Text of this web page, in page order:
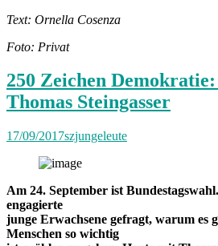
Text: Ornella Cosenza
Foto: Privat
250 Zeichen
Thomas Steingasser
17/09/2017szjungeleute
Am 24. September ist
engagierte
junge Erwachsene gefragt, warum es
Menschen so wichtig